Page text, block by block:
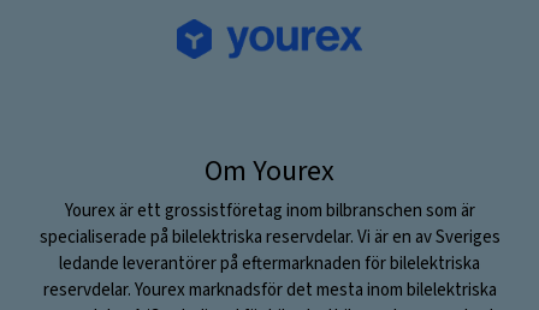
Om Yourex
Yourex är ett grossistföretag inom bilbranschen som är
specialiserade på bilelektriska reservdelar. Vi är en av Sveriges
ledande leverantörer på eftermarknaden för bilelektriska
reservdelar. Yourex marknadsför det mesta inom bilelektriska